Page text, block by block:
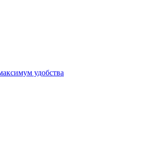
удобства